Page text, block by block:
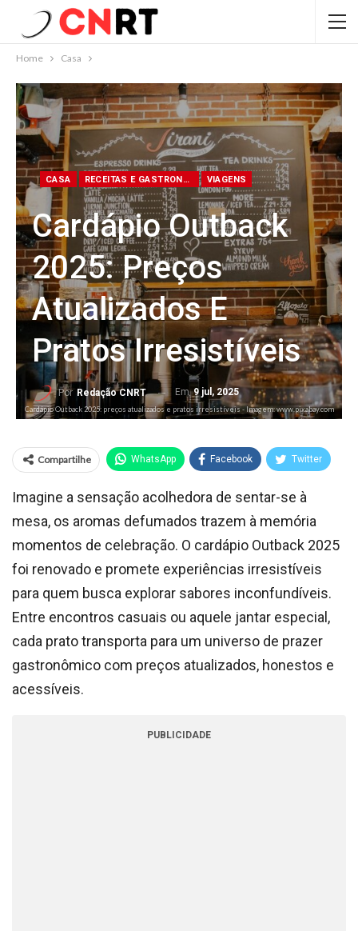
Home Casa
CASA RECEITAS E GASTRONOMIA VIAGENS
Cardápio Outback
2025: Preços
Atualizados E
Pratos Irresistíveis
Por Redação CNRT Em9 jul, 2025
Cardápio Outback 2025: preços atualizados e pratos irresistíveis - Imagem: www.pixabay.com
Compartilhe WhatsApp Facebook Twitter
Imagine a sensação acolhedora de sentar-se à
mesa, os aromas defumados trazem à memória
momentos de celebração. O cardápio Outback 2025
foi renovado e promete experiências irresistíveis
para quem busca explorar sabores inconfundíveis.
Entre encontros casuais ou aquele jantar especial,
cada prato transporta para um universo de prazer
gastronômico com preços atualizados, honestos e
acessíveis.
PUBLICIDADE